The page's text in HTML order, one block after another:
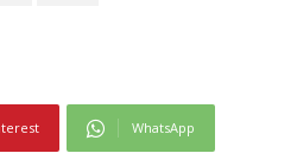
WhatsApp